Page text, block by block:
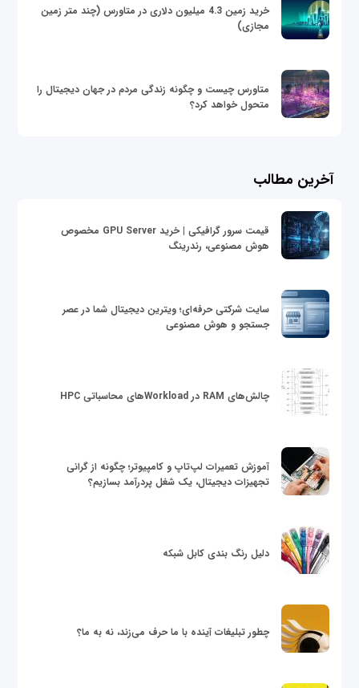
خرید زمین 4.3 میلیون دلاری در متاورس (چند متر زمین
مجازی)
متاورس چیست و چگونه زندگی مردم در جهان دیجیتال را
متحول خواهد کرد؟
آخرین مطالب
قیمت سرور گرافیکی | خرید GPU Server مخصوص
هوش مصنوعی، رندرینگ
سایت شرکتی حرفه‌ای؛ ویترین دیجیتال شما در عصر
جستجو و هوش مصنوعی
چالش‌های RAM در Workloadهای محاسباتی HPC
آموزش تعمیرات لپ‌تاپ و کامپیوتر؛ چگونه از گرانی
تجهیزات دیجیتال، یک شغل پردرآمد بسازیم؟
دلیل رنگ بندی کابل شبکه
چطور تبلیغات آینده با ما حرف می‌زند، نه به ما؟